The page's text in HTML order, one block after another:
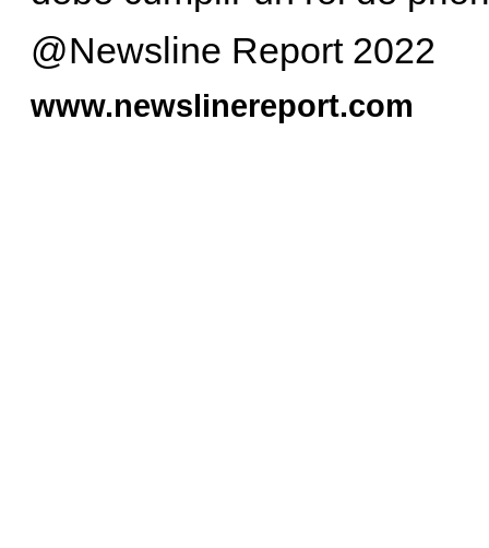
@Newsline Report 2022
www.newslinereport.com